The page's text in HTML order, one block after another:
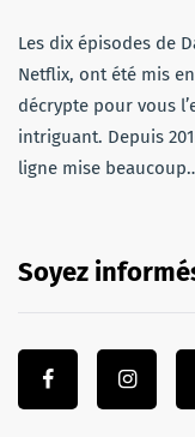
Les dix épisodes de
Netflix, ont été mis
décrypte pour vous
intriguant. Depuis
ligne mise
Soyez